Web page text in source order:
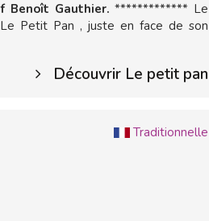
Benoît Gauthier. ************* Le
Petit Pan , juste en face de son
Découvrir Le petit pan
Traditionnelle